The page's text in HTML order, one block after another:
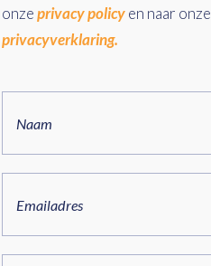
onzeprivacy policyen naar onze
privacyverklaring.